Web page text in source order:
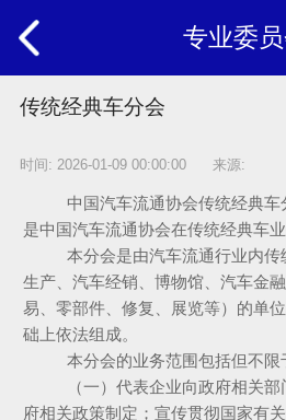
专业委
传统经典车分会
时间: 2026-01-09 00:00:00 来源:
中国汽车流通协会传统经典车
是中国汽车流通协会在传统经典车
本分会是由汽车流通行业内
生产、汽车经销、博物馆、汽车金
易、零部件、修复、展览等）的单
础上依法组成。
本分会的业务范围包括但不限
（一）代表企业向政府相关
府相关政策制定；宣传贯彻国家有